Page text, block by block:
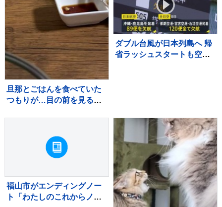
旦那とごはんを食べていた
つもりが…目の前を見る
る体質ｗ」と話題
ダブル台風が日本列島へ 帰
省ラッシュスタートも空の
福山市がエンディングノー
ト「わたしのこれからノー